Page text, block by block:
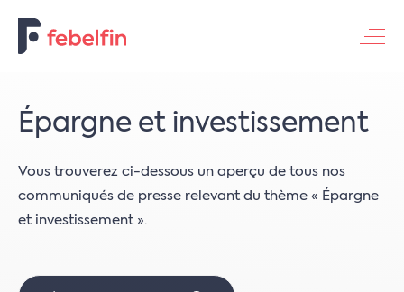
Épargne et investissement
Vous trouverez ci-dessous un aperçu de tous nos
communiqués de presse relevant du thème « Épargne
et investissement ».